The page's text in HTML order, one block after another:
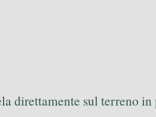
direttamente sul terreno